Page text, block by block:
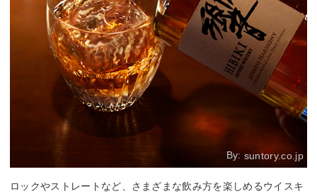
By: suntory.co.jp
ロックやストレートなど、さまざまな飲み方を楽しめるウイスキ